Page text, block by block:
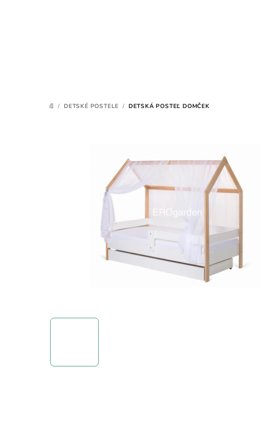
DOMOV
/ DETSKÉ POSTELE / DETSKÁ POSTEĽ DOMČEK